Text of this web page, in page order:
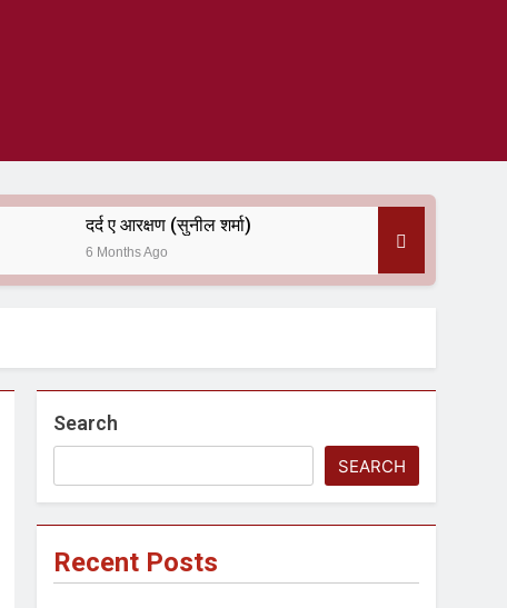
दर्द ए आरक्षण (सुनील शर्मा)
6 Months Ago
Search
SEARCH
Recent Posts